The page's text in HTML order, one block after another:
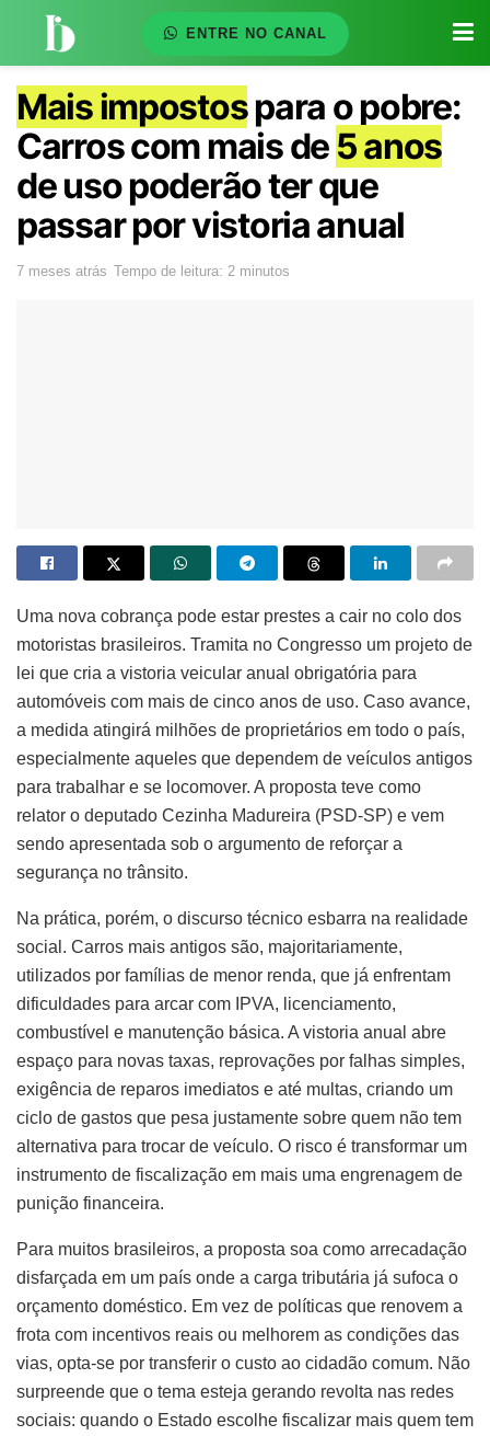
ENTRE NO CANAL
Mais impostospara o pobre:
Carros com mais de 5 anos
de uso poderão ter que
passar por vistoria anual
7 meses atrás Tempo de leitura: 2 minutos
Uma nova cobrança pode estar prestes a cair no colo dos
motoristas brasileiros. Tramita no Congresso um projeto de
lei que cria a vistoria veicular anual obrigatória para
automóveis com mais de cinco anos de uso. Caso avance,
a medida atingirá milhões de proprietários em todo o país,
especialmente aqueles que dependem de veículos antigos
para trabalhar e se locomover. A proposta teve como
relator o deputado Cezinha Madureira (PSD-SP) e vem
sendo apresentada sob o argumento de reforçar a
segurança no trânsito.
Na prática, porém, o discurso técnico esbarra na realidade
social. Carros mais antigos são, majoritariamente,
utilizados por famílias de menor renda, que já enfrentam
dificuldades para arcar com IPVA, licenciamento,
combustível e manutenção básica. A vistoria anual abre
espaço para novas taxas, reprovações por falhas simples,
exigência de reparos imediatos e até multas, criando um
ciclo de gastos que pesa justamente sobre quem não tem
alternativa para trocar de veículo. O risco é transformar um
instrumento de fiscalização em mais uma engrenagem de
punição financeira.
Para muitos brasileiros, a proposta soa como arrecadação
disfarçada em um país onde a carga tributária já sufoca o
orçamento doméstico. Em vez de políticas que renovem a
frota com incentivos reais ou melhorem as condições das
vias, opta-se por transferir o custo ao cidadão comum. Não
surpreende que o tema esteja gerando revolta nas redes
sociais: quando o Estado escolhe fiscalizar mais quem tem